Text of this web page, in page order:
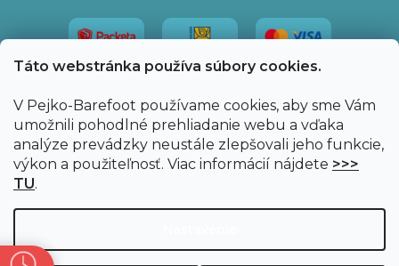
Táto webstránka používa súbory cookies.
V Pejko-Barefoot používame cookies, aby sme Vám
umožnili pohodlné prehliadanie webu a vďaka
analýze prevádzky neustále zlepšovali jeho funkcie,
výkon a použiteľnosť. Viac informácií nájdete >>>
TU.